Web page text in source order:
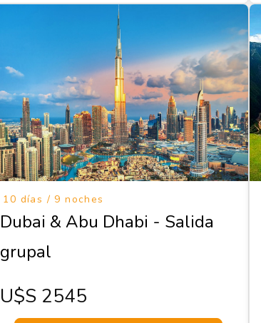
10 días / 9 noches
Dubai & Abu Dhabi - Salida
grupal
U$s 2545